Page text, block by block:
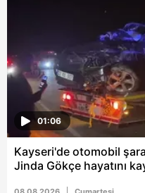
6698 sayılı Kişisel
hazırlanmış Aydınlatma
ilgili mevzuata uygun
almak için lütfentıklayınız
01:06
Kayseri'de otomobil
Jinda Gökçe hayatını